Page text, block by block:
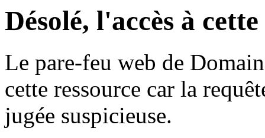
Désolé, l'accès à
Le pare-feu web de
cette ressource car la
jugée suspicieuse.